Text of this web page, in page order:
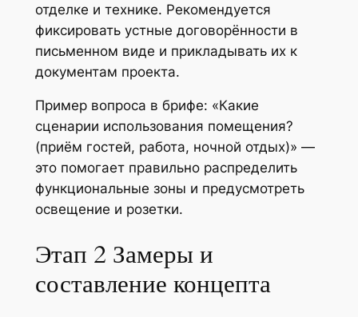
отделке и технике. Рекомендуется
фиксировать устные договорённости в
письменном виде и прикладывать их к
документам проекта.
Пример вопроса в брифе: «Какие
сценарии использования помещения?
(приём гостей, работа, ночной отдых)» —
это помогает правильно распределить
функциональные зоны и предусмотреть
освещение и розетки.
Этап 2 Замеры и
составление концепта